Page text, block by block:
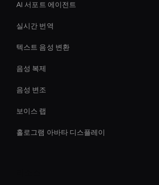
AI 서포트 에이전트
실시간 번역
텍스트 음성 변환
음성 복제
음성 변조
보이스 랩
홀로그램 아바타 디스플레이